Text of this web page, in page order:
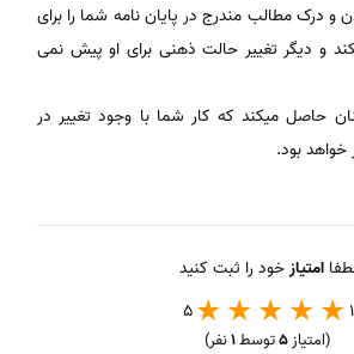
و درک مطالب مندرج در پایان نامه شما را برای
و دیگر تغییر حالت ذهنی برای او پیش نمی
حاصل میکند که کار شما با وجود تغییر در
خواهد بود.
امتیازخود را ثبت کنید
1
5
(امتیاز5توسط1نفر)